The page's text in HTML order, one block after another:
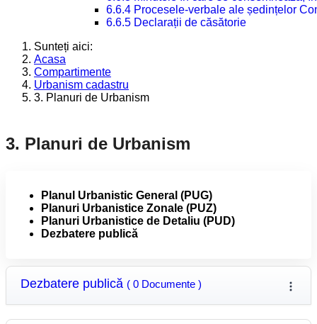
6.6.4 Procesele-verbale ale ședințelor
6.6.5 Declarații de căsătorie
Sunteți aici:
Acasa
Compartimente
Urbanism cadastru
3. Planuri de Urbanism
3. Planuri de Urbanism
Planul Urbanistic General (PUG)
Planuri Urbanistice Zonale (PUZ)
Planuri Urbanistice de Detaliu (PUD)
Dezbatere publică
Dezbatere publică ( 0 Documente )